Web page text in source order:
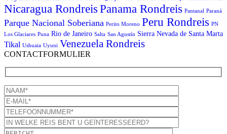
Nicaragua Rondreis Panama Rondreis Pantanal Paraná
Parque Nacional Soberiana Perito Moreno Peru Rondreis PN
Los Glaciares Puna Rio de Janeiro Salta San Agustín Sierra Nevada de Santa Marta
Tikal Ushuaia Uyuni Venezuela Rondreis
CONTACTFORMULIER